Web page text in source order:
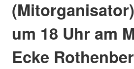
um 18 Uhr am
Ecke